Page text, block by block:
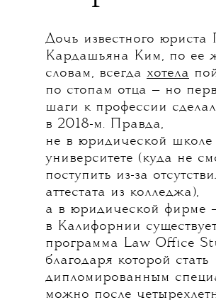
Дочь известного юриста
Кардашьяна Ким, по ее
словам, всегда хотела
по стопам отца — но
шаги к профессии
в 2018-м. Правда,
не в юридической школе
университете (куда не
поступить из-за
аттестата из колледжа),
а в юридической фирме
в Калифорнии
программа Law Office
благодаря которой стать
дипломированным
можно после